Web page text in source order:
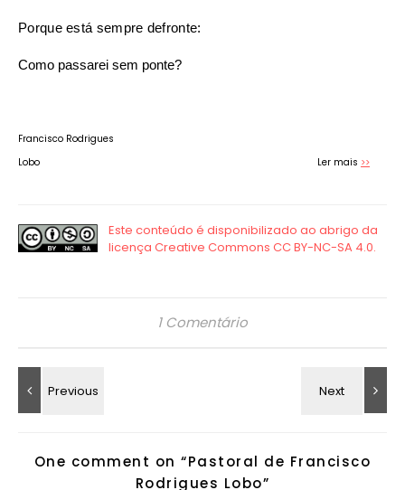
Porque está sempre defronte:
Como passarei sem ponte?
Francisco Rodrigues
Lobo
Ler mais >>
1 Comentário
One comment on “Pastoral de Francisco
Rodrigues Lobo”